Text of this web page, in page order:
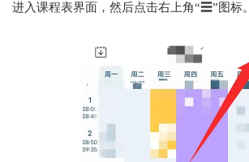
进入课程表界面，然后点击右上角“☰”图标。